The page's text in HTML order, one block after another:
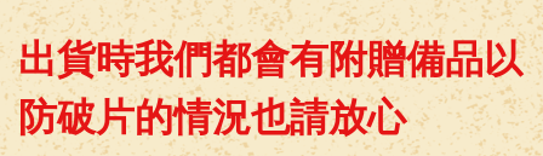
出貨時我們都會有附贈備品以
防破片的情況也請放心